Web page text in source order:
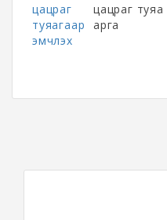
цацраг
туяагаар
эмчлэх
цацраг
арга